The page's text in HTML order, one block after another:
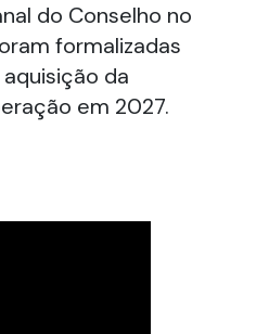
do Conselho no
formalizadas
da
em 2027.